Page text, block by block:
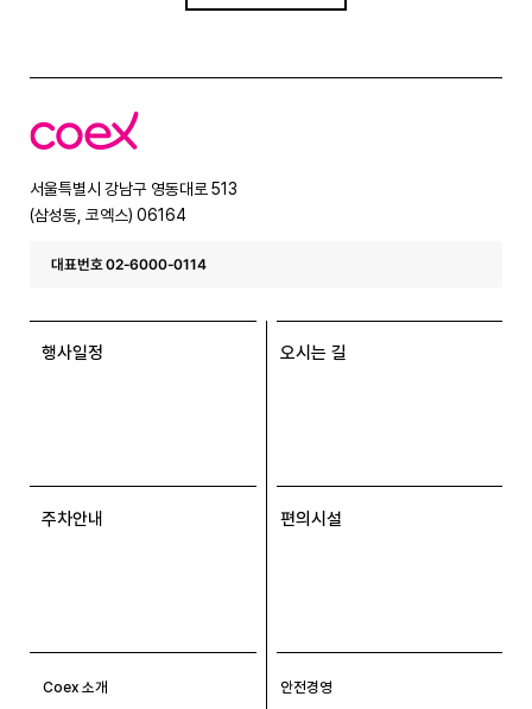
코
엑
서울특별시 강남구 영동대로 513
(삼성동, 코엑스) 06164
대표번호 02-6000-0114
행사일정 오시는 길
주차안내 편의시설
Coex 소개 안전경영